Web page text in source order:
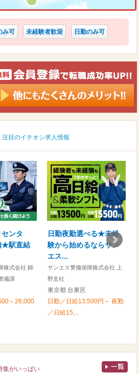
み可 未経験者歓迎 日勤のみ可
目のイチオシ求人情報
センタ
★駅直結
株式会社 錦
備課
～26,000
日勤夜勤選べる★未経
験から始めるならサン
エス...
サンエス警備保障株式会社 上
野支社
東京都 台東区
日勤／日給13,500円～ 夜勤
／日給15,...
集がいっぱい